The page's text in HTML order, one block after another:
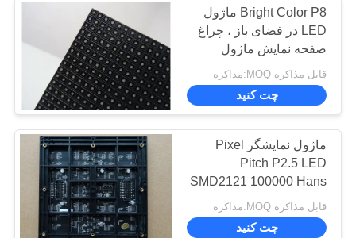
تماس
بگیرید
اخبار
موارد
صفحه نمایش LED
پیکسل کوچک
27
22
Bright Color P8 ماژول
LED در فضای باز ، چراغ
صفحه نمایش ماژول
محافظ IP65 درجه
قابل مذاکره MOQ:مذاکره
چت کنید
ماژول نمایشگر Pixel
Pitch P2.5 LED
SMD2121 100000 Hans
Life Span
قابل مذاکره MOQ:مذاکره
چت کنید